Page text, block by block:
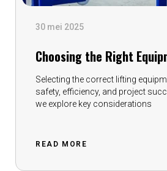
30 mei 2025
Choosing the Right
Selecting the correct lifting
safety, efficiency, and project
we explore key considerations
READ MORE